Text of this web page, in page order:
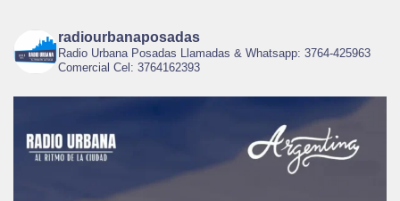
radiourbanaposadas
Radio Urbana Posadas Llamadas & Whatsapp: 3764-425963
Comercial Cel: 3764162393